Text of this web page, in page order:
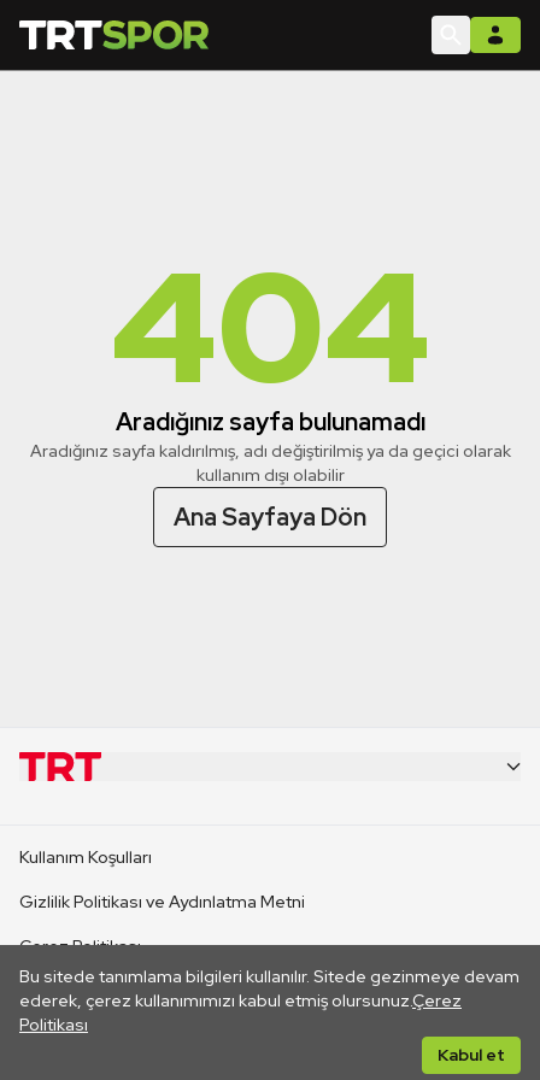
404
Aradığınız sayfa bulunamadı
Aradığınız sayfa kaldırılmış, adı değiştirilmiş ya da geçici olarak
kullanım dışı olabilir
Ana Sayfaya Dön
Bu sitede tanımlama bilgileri kullanılır. Sitede gezinmeye devam
ederek, çerez kullanımımızı kabul etmiş olursunuz.Çerez
Politikası
Kabul et
CANLI YAYINLAR
Kullanım Koşulları
Gizlilik Politikası ve Aydınlatma Metni
Çerez Politikası
İletişim
Her hakkı saklıdır. ©2026 TRT. Bağlantı yoluyla gidilen dış